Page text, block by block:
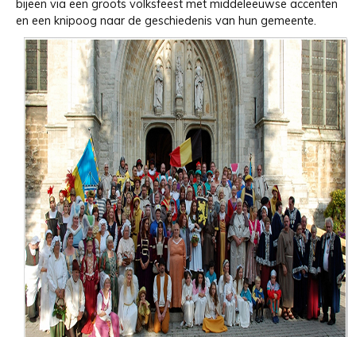
bijeen via een groots volksfeest met middeleeuwse accenten
en een knipoog naar de geschiedenis van hun gemeente.